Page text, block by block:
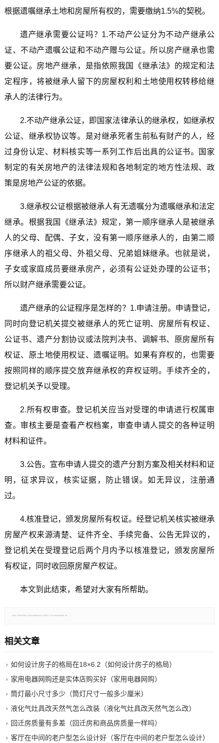
根据遗嘱继承土地和房屋所有权的，需要缴纳1.5%的契税。
遗产继承需要公证吗？1.不动产公证分为不动产继承公
证、不动产遗嘱公证和不动产赠与公证。所以房产继承也需
要公证。房地产继承，是指依照我国《继承法》的规定和法
定程序，将被继承人留下的房屋权利和土地使用权转移给继
承人的法律行为。
2.不动产继承公证，即国家法律承认的继承权，如继承权
公证、继承权协议等。是对继承死者生前私有财产的人，经
过身份认定、材料核实等一系列工作后出具的公证书。国家
制定的有关房地产的法律法规和各地制定的地方性法规、政
策是房地产公证的依据。
3.继承权公证根据被继承人有无遗嘱分为遗嘱继承和法定
继承。根据我国《继承法》规定，第一顺序继承人是被继承
人的父母、配偶、子女，没有第一顺序继承人的，由第二顺
序继承人的祖父母、外祖父母、兄弟姐妹继承。也就是说，
子女或家庭成员要继承房产，必须有公证处办理的公证书；
所以财产继承需要公证。
遗产继承的公证程序是怎样的？1.申请注册。申请登记，
同时向登记机关提交被继承人的死亡证明、房屋所有权证、
公证书、遗产分割协议或法院判决书、调解书、原房屋所有
权证、原土地使用权证、遗嘱证明。如果有弃权的，也需要
按照同样的顺序提交放弃继承权的弃权证明。手续齐全的，
登记机关予以受理。
2.所有权审查。登记机关应当对受理的申请进行权属审
查。审核主要是查看产权档案，审查申请人提交的各种证明
材料和证件。
3.公告。宣布申请人提交的遗产分割方案及相关材料和证
明，征求异议，核实证据，防止错误。如无异议，注册通
过。
4.核准登记，颁发房屋所有权证。经登记机关核实被继承
房屋产权来源清楚、证件齐全、手续完备、公告无异议的，
登记机关在受理登记后两个月内予以核准登记，颁发房屋所
有权证，同时收回原房屋产权证。
本文到此结束，希望对大家有所帮助。
相关文章
如何设计房子的格局在18×6.2（如何设计房子的格局）
家用电器网购还是实体店购买好（家用电器网购）
筒灯最小尺寸多少（筒灯尺寸一般多少厘米）
液化气灶具改天然气怎么改装（液化气灶具改天然气怎么改）
回迁房质量有多差（回迁房和商品房质量一样吗）
客厅在中间的老户型怎么设计好（客厅在中间的老户型怎么设计）